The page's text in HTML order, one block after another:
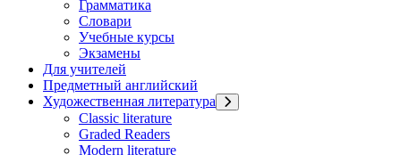
Грамматика
Словари
Учебные курсы
Экзамены
Для учителей
Предметный английский
Художественная литература
Classic literature
Graded Readers
Modern literature